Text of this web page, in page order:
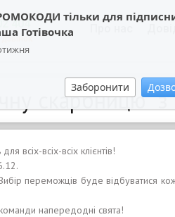
тільки для
Готівочка
Заборонити
404
скарбницю"
всіх-всіх-всіх клієнтів!
переможців буде відбуватися
напередодні свята!